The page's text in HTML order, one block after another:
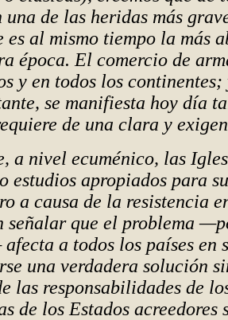
una de las heridas más
es al mismo tiempo la más
época. El comercio de
y en todos los continentes;
se manifiesta hoy día
de una clara y
a nivel ecuménico, las
estudios apropiados para
a causa de la resistencia
señalar que el problema
a todos los países en
una verdadera solución
las responsabilidades de
de los Estados acreedores